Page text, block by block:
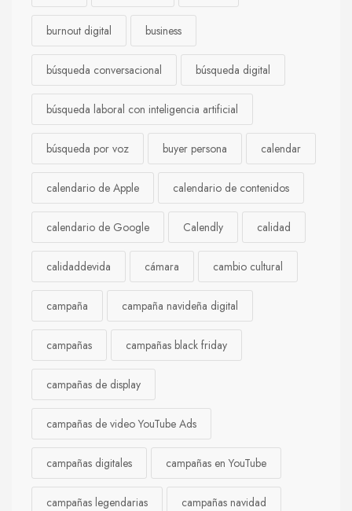
burnout digital business
búsqueda conversacional búsqueda digital
búsqueda laboral con inteligencia artificial
búsqueda por voz buyer persona calendar
calendario de Apple calendario de contenidos
calendario de Google Calendly calidad
calidaddevida cámara cambio cultural
campaña campaña navideña digital
campañas campañas black friday
campañas de display
campañas de video YouTube Ads
campañas digitales campañas en YouTube
campañas legendarias campañas navidad